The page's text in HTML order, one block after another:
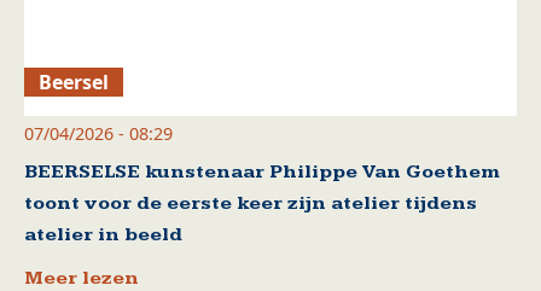
Beersel
07/04/2026 - 08:29
BEERSELSE kunstenaar Philippe Van Goethem
toont voor de eerste keer zijn atelier tijdens
atelier in beeld
Meer lezen